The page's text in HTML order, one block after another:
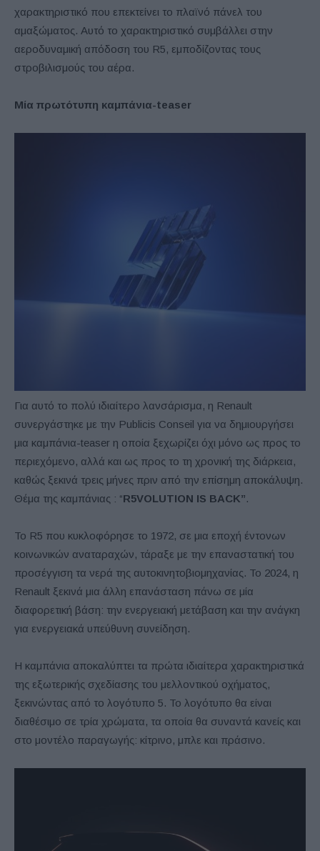
χαρακτηριστικό που επεκτείνει το πλαϊνό πάνελ του
αμαξώματος. Αυτό το χαρακτηριστικό συμβάλλει στην
αεροδυναμική απόδοση του R5, εμποδίζοντας τους
στροβιλισμούς του αέρα.
Μία πρωτότυπη καμπάνια-teaser
Για αυτό το πολύ ιδιαίτερο λανσάρισμα, η Renault
συνεργάστηκε με την Publicis Conseil για να δημιουργήσει
μια καμπάνια-teaser η οποία ξεχωρίζει όχι μόνο ως προς το
περιεχόμενο, αλλά και ως προς το τη χρονική της διάρκεια,
καθώς ξεκινά τρεις μήνες πριν από την επίσημη αποκάλυψη.
Θέμα της καμπάνιας : “R5VOLUTION IS BACK”.
Το R5 που κυκλοφόρησε το 1972, σε μια εποχή έντονων
κοινωνικών αναταραχών, τάραξε με την επαναστατική του
προσέγγιση τα νερά της αυτοκινητοβιομηχανίας. Το 2024, η
Renault ξεκινά μια άλλη επανάσταση πάνω σε μία
διαφορετική βάση: την ενεργειακή μετάβαση και την ανάγκη
για ενεργειακά υπεύθυνη συνείδηση.
Η καμπάνια αποκαλύπτει τα πρώτα ιδιαίτερα χαρακτηριστικά
της εξωτερικής σχεδίασης του μελλοντικού οχήματος,
ξεκινώντας από το λογότυπο 5. Το λογότυπο θα είναι
διαθέσιμο σε τρία χρώματα, τα οποία θα συναντά κανείς και
στο μοντέλο παραγωγής: κίτρινο, μπλε και πράσινο.